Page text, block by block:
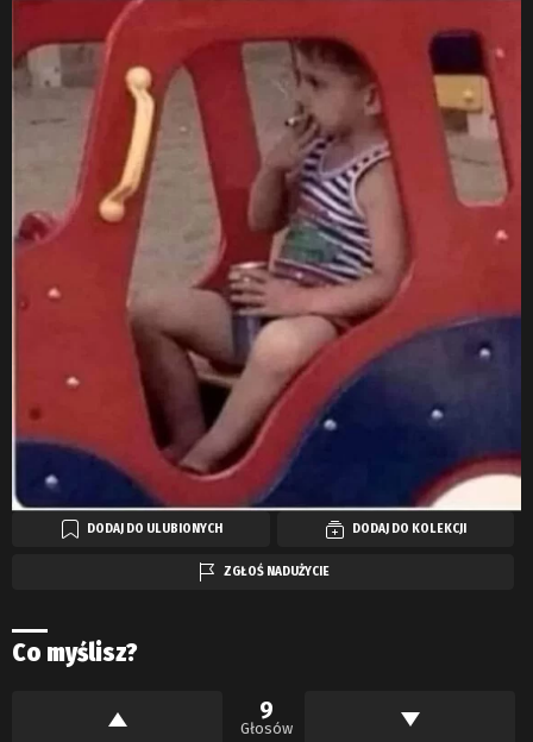
DODAJ DO ULUBIONYCH DODAJ DO KOLEKCJI
ZGŁOŚ NADUŻYCIE
Co myślisz?
9
Głosów